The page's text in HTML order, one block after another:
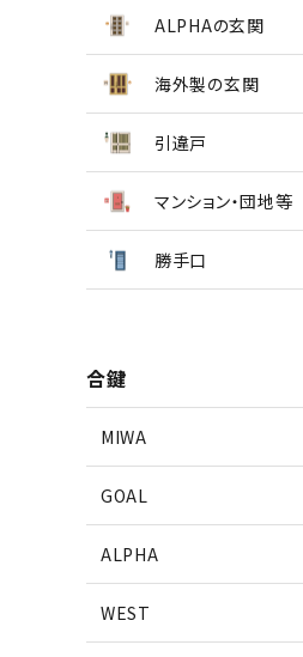
ALPHAの玄関
海外製の玄関
引違戸
マンション・団地等
勝手口
合鍵
MIWA
GOAL
ALPHA
WEST